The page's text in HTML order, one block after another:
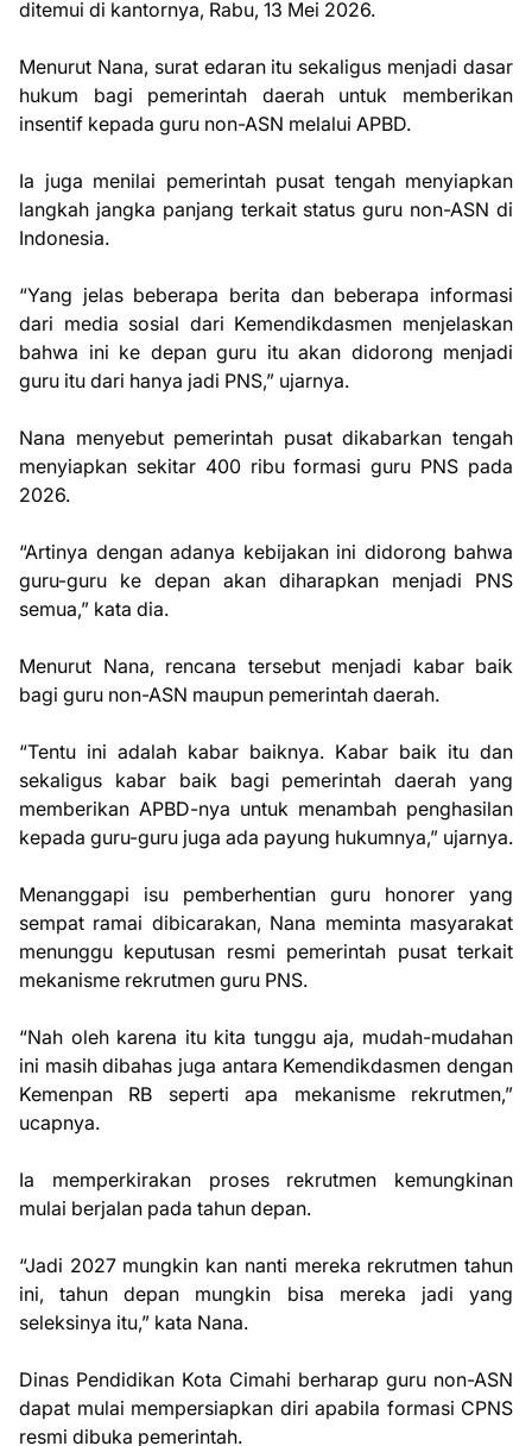
ditemui di kantornya, Rabu, 13 Mei 2026.
Menurut Nana, surat edaran itu sekaligus menjadi dasar
hukum bagi pemerintah daerah untuk memberikan
insentif kepada guru non-ASN melalui APBD.
Ia juga menilai pemerintah pusat tengah menyiapkan
langkah jangka panjang terkait status guru non-ASN di
Indonesia.
“Yang jelas beberapa berita dan beberapa informasi
dari media sosial dari Kemendikdasmen menjelaskan
bahwa ini ke depan guru itu akan didorong menjadi
guru itu dari hanya jadi PNS,” ujarnya.
Nana menyebut pemerintah pusat dikabarkan tengah
menyiapkan sekitar 400 ribu formasi guru PNS pada
2026.
“Artinya dengan adanya kebijakan ini didorong bahwa
guru-guru ke depan akan diharapkan menjadi PNS
semua,” kata dia.
Menurut Nana, rencana tersebut menjadi kabar baik
bagi guru non-ASN maupun pemerintah daerah.
“Tentu ini adalah kabar baiknya. Kabar baik itu dan
sekaligus kabar baik bagi pemerintah daerah yang
memberikan APBD-nya untuk menambah penghasilan
kepada guru-guru juga ada payung hukumnya,” ujarnya.
Menanggapi isu pemberhentian guru honorer yang
sempat ramai dibicarakan, Nana meminta masyarakat
menunggu keputusan resmi pemerintah pusat terkait
mekanisme rekrutmen guru PNS.
“Nah oleh karena itu kita tunggu aja, mudah-mudahan
ini masih dibahas juga antara Kemendikdasmen dengan
Kemenpan RB seperti apa mekanisme rekrutmen,”
ucapnya.
Ia memperkirakan proses rekrutmen kemungkinan
mulai berjalan pada tahun depan.
“Jadi 2027 mungkin kan nanti mereka rekrutmen tahun
ini, tahun depan mungkin bisa mereka jadi yang
seleksinya itu,” kata Nana.
Dinas Pendidikan Kota Cimahi berharap guru non-ASN
dapat mulai mempersiapkan diri apabila formasi CPNS
resmi dibuka pemerintah.